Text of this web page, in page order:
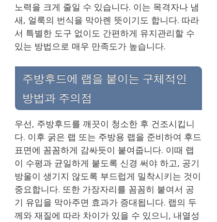
노력을 크게 줄일 수 있습니다. 이는 목격자나 냄
새, 얼룩의 번식을 막아롄 뜻이기도 합니다. 따라
서 특별한 도구 없이도 간편하게 유지관리할 수
있는 방법으로 매우 만족도가 높습니다.
주방후드에 랩을 붙이는 구체적인
방법과 주의점
우선, 주방후드를 깨끗이 청소한 후 건조시킵니
다. 이후 굵은 랩 또는 주방용 랩을 준비하여 후드
표면에 꼼꼼하게 감싸듯이 붙여줍니다. 이때 랩
이 수평과 균일하게 붙도록 신경 써야 하고, 공기
방울이 생기지 않도록 부드럽게 밀착시키는 것이
중요합니다. 또한 가장자리를 꼼꼼히 붙여서 공
기 유입을 막아주면 효과가 증대됩니다. 랩의 두
께와 재질에 따라 차이가 있을 수 있으니, 내열성